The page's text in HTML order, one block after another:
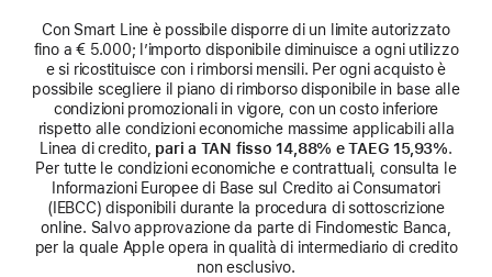
Con Smart Line è possibile disporre di un limite autorizzato
fino a € 5.000; l’importo disponibile diminuisce a ogni utilizzo
e si ricostituisce con i rimborsi mensili. Per ogni acquisto è
possibile scegliere il piano di rimborso disponibile in base alle
condizioni promozionali in vigore, con un costo inferiore
rispetto alle condizioni economiche massime applicabili alla
Linea di credito, pari a TAN fisso 14,88% e TAEG 15,93%.
Per tutte le condizioni economiche e contrattuali, consulta le
Informazioni Europee di Base sul Credito ai Consumatori
(IEBCC) disponibili durante la procedura di sottoscrizione
online. Salvo approvazione da parte di Findomestic Banca,
per la quale Apple opera in qualità di intermediario di credito
non esclusivo.